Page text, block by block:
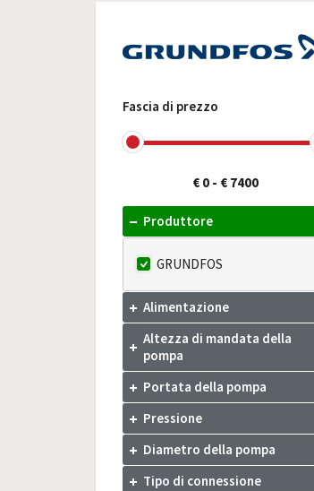
Fascia di prezzo
€ 0 - € 7400
Produttore
GRUNDFOS
Alimentazione
Altezza di mandata della
pompa
Portata della pompa
Pressione
Diametro della pompa
Tipo di connessione